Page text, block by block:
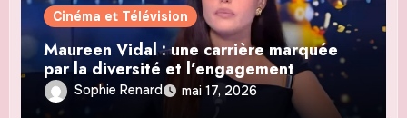
Cinéma et Télévision
Maureen Vidal : une carrière marquée
par la diversité et l’engagement
Sophie Renard mai 17, 2026